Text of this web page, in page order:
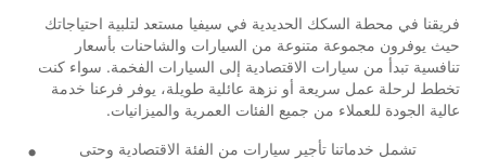
فريقنا في محطة السكك الحديدية في سيفيا مستعد لتلبية احتياجاتك
حيث يوفرون مجموعة متنوعة من السيارات والشاحنات بأسعار
تنافسية تبدأ من سيارات الاقتصادية إلى السيارات الفخمة. سواء كنت
تخطط لرحلة عمل سريعة أو نزهة عائلية طويلة، يوفر فرعنا خدمة
عالية الجودة للعملاء من جميع الفئات العمرية والميزانيات.
تشمل خدماتنا تأجير سيارات من الفئة الاقتصادية وحتى